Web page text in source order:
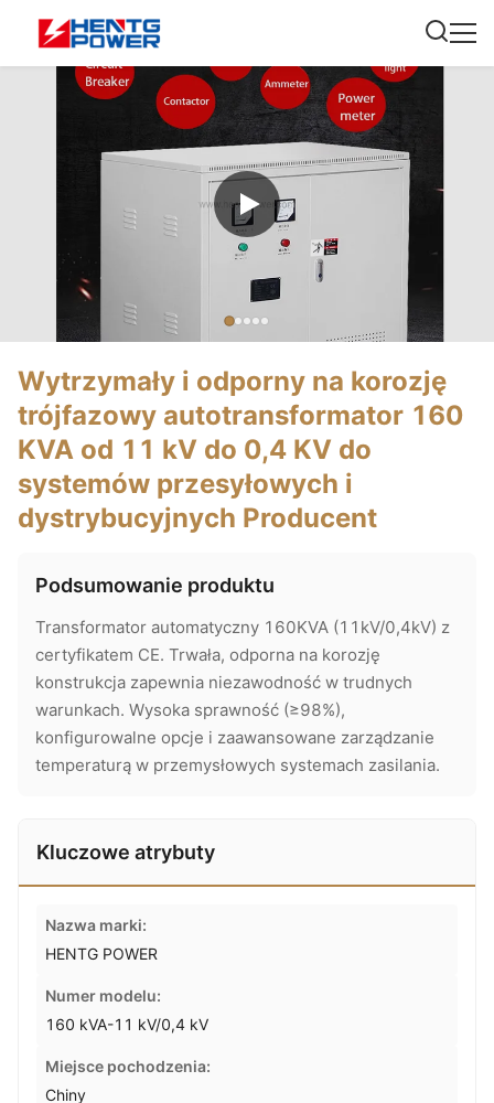
Wytrzymały i odporny na korozję
trójfazowy autotransformator 160
KVA od 11 kV do 0,4 KV do
systemów przesyłowych i
dystrybucyjnych Producent
Podsumowanie produktu
Transformator automatyczny 160KVA (11kV/0,4kV) z
certyfikatem CE. Trwała, odporna na korozję
konstrukcja zapewnia niezawodność w trudnych
warunkach. Wysoka sprawność (≥98%),
konfigurowalne opcje i zaawansowane zarządzanie
temperaturą w przemysłowych systemach zasilania.
Kluczowe atrybuty
Nazwa marki:
HENTG POWER
Numer modelu:
160 kVA-11 kV/0,4 kV
Miejsce pochodzenia:
Chiny